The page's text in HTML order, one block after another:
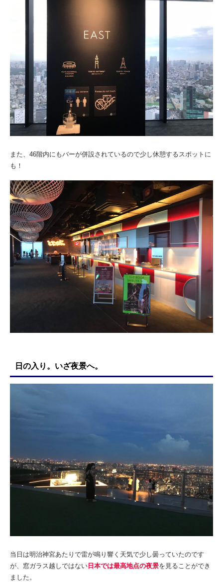
また、46階内にもバーが併設されているので少し休憩するスポットに
も！
日の入り。いざ夜景へ。
当日は明治神宮あたりで雷が鳴り響く天気で少し曇っていたのです
が、窓ガラス越しではない 日本では最高地点の夜景を見ることができ
ました。